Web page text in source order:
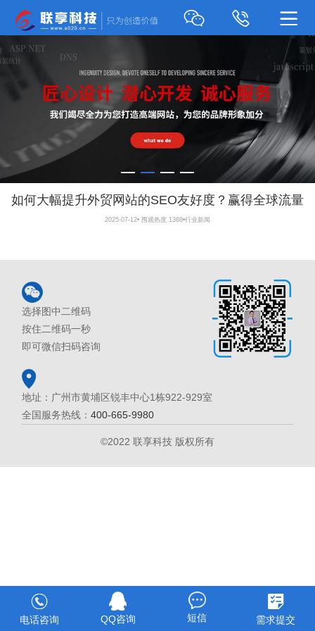
如何大幅提升外贸网站的SEO友好度？赢得全球流量
2025-07-12• 围观热度 1368•行业新闻
选择图中二维码
按住二维码一秒
即可微信扫码咨询
地址：广州市黄埔区锐丰中心1栋922-929室
全国服务热线： 400-665-9980
©2022 联享科技 版权所有
电话咨询 QQ咨询 短信 需求提交